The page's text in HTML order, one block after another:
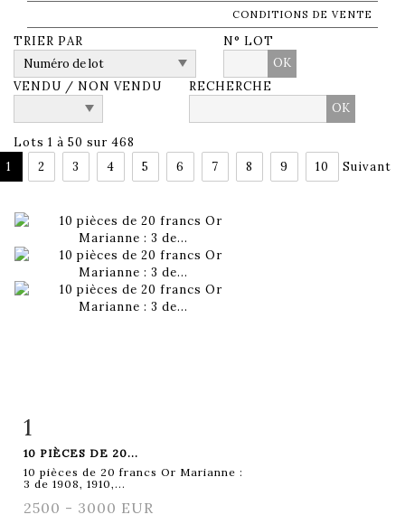
CONDITIONS DE VENTE
TRIER PAR
N° LOT
OK
VENDU / NON VENDU
RECHERCHE
Lots 1 à 50 sur 468
1
2 3 4 5 6 7 8 9 10 Suivant
1
10 PIÈCES DE 20...
10 pièces de 20 francs Or Marianne :
3 de 1908, 1910,...
2500 - 3000 EUR